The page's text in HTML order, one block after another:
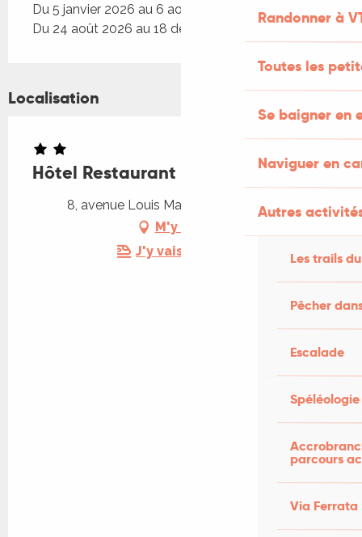
Randonner à
Toutes les
Se baigner en
Naviguer en
Autres
Les trails
Pêcher
Escalade
Spéléologie
parcours
Via Ferrata
Du 5 janvier 2026 au 6 août 2026
Du 24 août 2026 au 18 décembre 2026
Localisation
Hôtel Restaurant L'Europe
8, avenue Louis Mazet, 46500 Gramat
M'y rendre
J'y vais en train !